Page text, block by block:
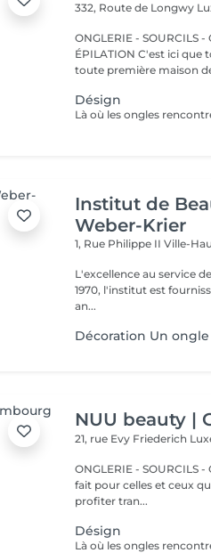
332, Route de Longwy
ONGLERIE - SOURCILS -
ÉPILATION C'est ici que tout a commencé. Depuis 2022, Merl est la
toute première maison
Désign
Institut de
Weber-Krier
1, Rue Philippe IIVille-
L'excellence au service de la beauté! Situé en
1970, l'institut est
an...
Décoration Un ongle
NUU beauty |
21, rue Evy Friederich
ONGLERIE - SOURCILS - CILS
fait pour celles et ceux
profiter tran...
Désign